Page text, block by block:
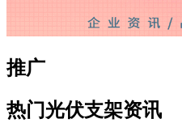
推广
热门光伏支架资讯